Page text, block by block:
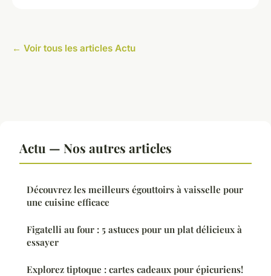
← Voir tous les articles Actu
Actu — Nos autres articles
Découvrez les meilleurs égouttoirs à vaisselle pour
une cuisine efficace
Figatelli au four : 5 astuces pour un plat délicieux à
essayer
Explorez tiptoque : cartes cadeaux pour épicuriens!